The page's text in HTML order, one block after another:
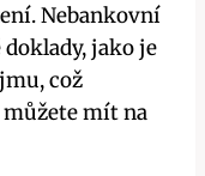
Nebankovní
jako je
což
můžete mít na